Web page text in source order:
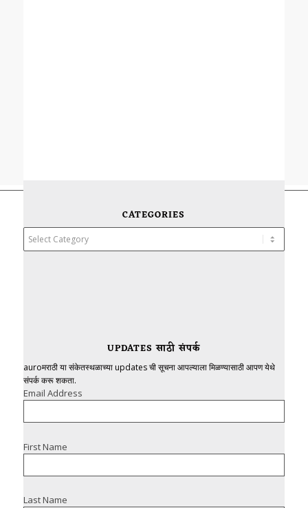
CATEGORIES
UPDATES साठी संपर्क
auroमराठी या संकेतस्थळाच्या updates ची सूचना आपल्याला मिळण्यासाठी आपण येथे
संपर्क करू शकता.
Email Address
First Name
Last Name